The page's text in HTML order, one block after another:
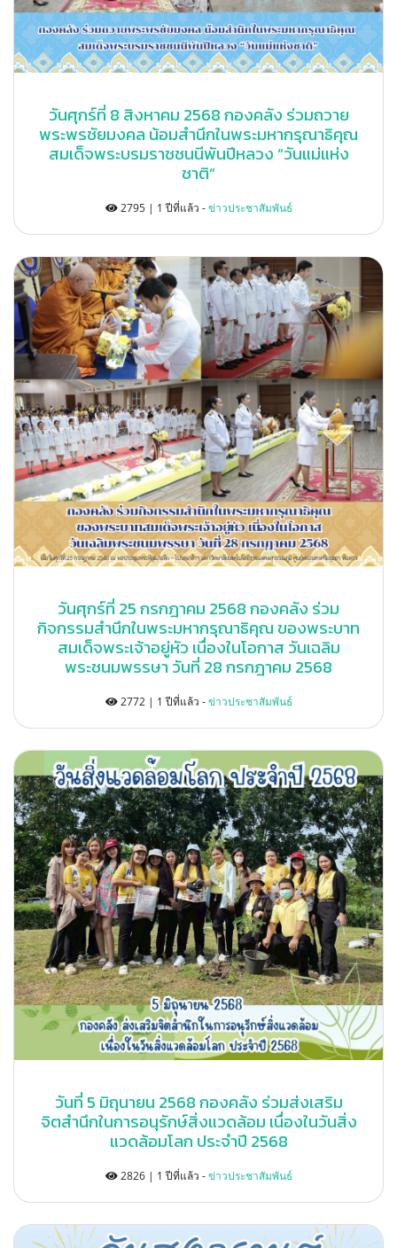
วันศุกร์ที่ 8 สิงหาคม 2568 กองคลัง ร่วมถวาย
พระพรชัยมงคล น้อมสำนึกในพระมหากรุณาธิคุณ
สมเด็จพระบรมราชชนนีพันปีหลวง “วันแม่แห่ง
ชาติ”
2795 | 1 ปีที่แล้ว -ข่าวประชาสัมพันธ์
วันศุกร์ที่ 25 กรกฎาคม 2568 กองคลัง ร่วม
กิจกรรมสำนึกในพระมหากรุณาธิคุณ ของพระบาท
สมเด็จพระเจ้าอยู่หัว เนื่องในโอกาส วันเฉลิม
พระชนมพรรษา วันที่ 28 กรกฎาคม 2568
2772 | 1 ปีที่แล้ว -ข่าวประชาสัมพันธ์
วันที่ 5 มิถุนายน 2568 กองคลัง ร่วมส่งเสริม
จิตสำนึกในการอนุรักษ์สิ่งแวดล้อม เนื่องในวันสิ่ง
แวดล้อมโลก ประจำปี 2568
2826 | 1 ปีที่แล้ว -ข่าวประชาสัมพันธ์